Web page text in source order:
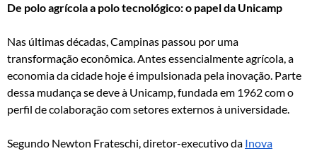
De polo agrícola a polo tecnológico: o papel da Unicamp
Nas últimas décadas, Campinas passou por uma
transformação econômica. Antes essencialmente agrícola, a
economia da cidade hoje é impulsionada pela inovação. Parte
dessa mudança se deve à Unicamp, fundada em 1962 com o
perfil de colaboração com setores externos à universidade.
Segundo Newton Frateschi, diretor-executivo da Inova